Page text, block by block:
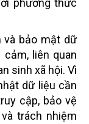
phương thức
bảo mật dữ
cảm, liên quan
sinh xã hội. Vì
dữ liệu cần
cập, bảo vệ
trách nhiệm